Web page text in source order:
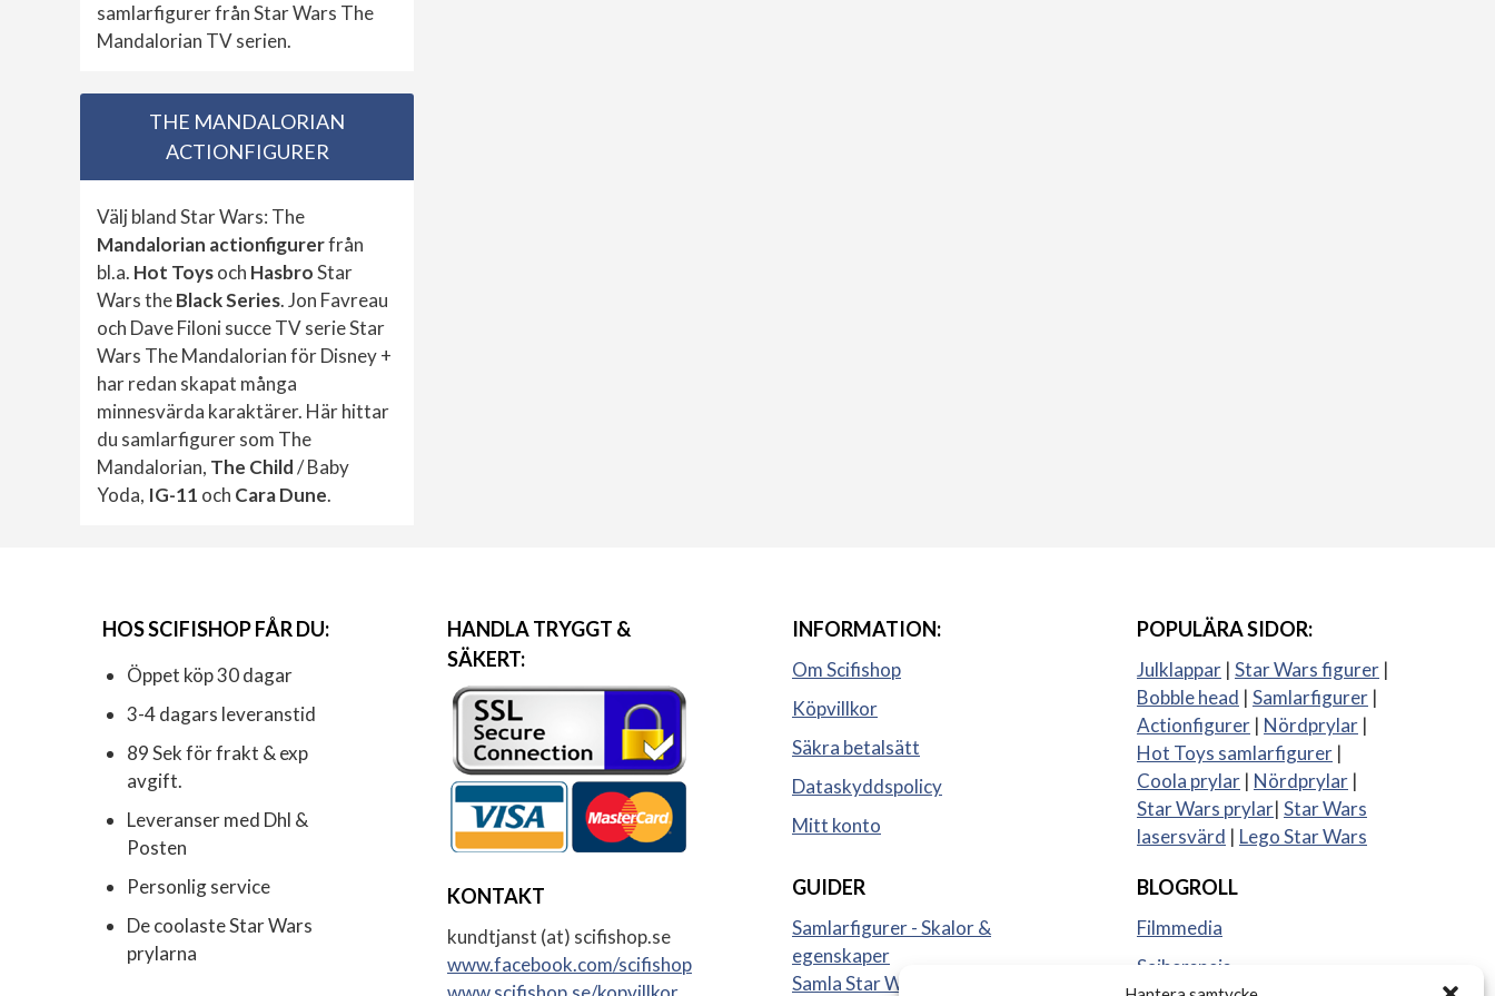
samlarfigurer från Star Wars The
Mandalorian TV serien.
THE MANDALORIAN
ACTIONFIGURER
Välj bland Star Wars: The
Mandalorian actionfigurerfrån
bl.a. Hot Toysoch HasbroStar
Wars theBlack Series. Jon Favreau
och Dave Filoni succe TV serie Star
Wars The Mandalorian för Disney +
har redan skapat många
minnesvärda karaktärer. Här hittar
du samlarfigurer som The
Mandalorian, The Child/ Baby
Yoda, IG-11 och Cara Dune.
HOS SCIFISHOP FÅR DU:
Öppet köp 30 dagar
3-4 dagars leveranstid
89 Sek för frakt & exp
avgift.
Leveranser med Dhl &
Posten
Personlig service
De coolaste Star Wars
prylarna
HANDLA TRYGGT &
SÄKERT:
KONTAKT
kundtjanst (at) scifishop.se
www.facebook.com/scifishop
INFORMATION:
Om Scifishop
Köpvillkor
Säkra betalsätt
Dataskyddspolicy
Mitt konto
GUIDER
Samlarfigurer - Skalor &
egenskaper
Samla Star Wars figurer
POPULÄRA SIDOR:
Julklappar | Star Wars figurer |
Bobble head | Samlarfigurer |
Actionfigurer | Nördprylar |
Hot Toys samlarfigurer |
Coola prylar | Nördprylar |
Star Wars prylar| Star Wars
lasersvärd | Lego Star Wars
BLOGROLL
Filmmedia
Sajberspejs